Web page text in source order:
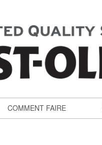
COMMENT FAIRE